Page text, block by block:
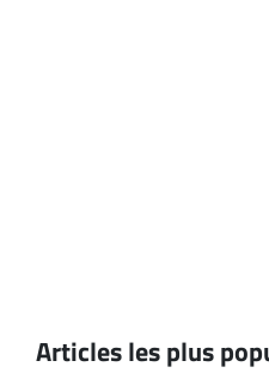
Articles les plus